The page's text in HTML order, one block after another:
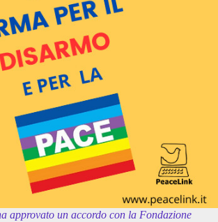
approvato un accordo con la Fondazione